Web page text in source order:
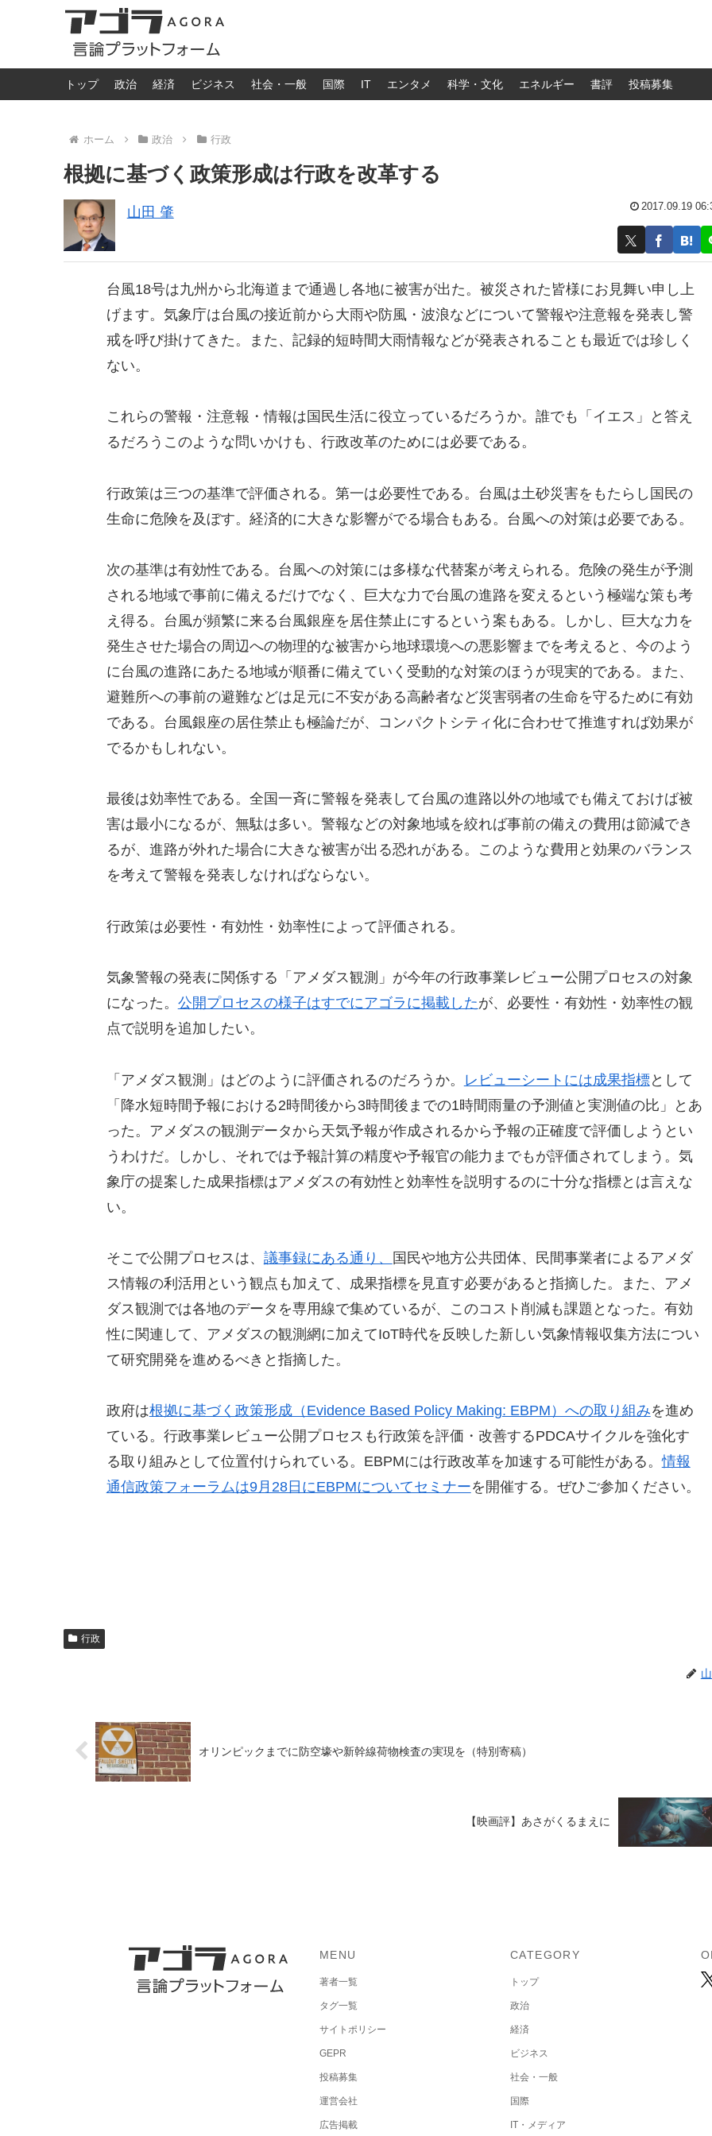
トップ 政治 経済 ビジネス 社会・一般 国際 IT エンタメ 科学・文化 エネルギー 書評 投稿募集
ホーム 政治 行政
根拠に基づく政策形成は行政を改革する
山田 肇 2017.09.19
台風18号は九州から北海道まで通過し各地に被害が出た。被災された皆様にお見舞い申し上
げます。気象庁は台風の接近前から大雨や防風・波浪などについて警報や注意報を発表し警
戒を呼び掛けてきた。また、記録的短時間大雨情報などが発表されることも最近では珍しく
ない。
これらの警報・注意報・情報は国民生活に役立っているだろうか。誰でも「イエス」と答え
るだろうこのような問いかけも、行政改革のためには必要である。
行政策は三つの基準で評価される。第一は必要性である。台風は土砂災害をもたらし国民の
生命に危険を及ぼす。経済的に大きな影響がでる場合もある。台風への対策は必要である。
次の基準は有効性である。台風への対策には多様な代替案が考えられる。危険の発生が予測
される地域で事前に備えるだけでなく、巨大な力で台風の進路を変えるという極端な策も考
え得る。台風が頻繁に来る台風銀座を居住禁止にするという案もある。しかし、巨大な力を
発生させた場合の周辺への物理的な被害から地球環境への悪影響までを考えると、今のよう
に台風の進路にあたる地域が順番に備えていく受動的な対策のほうが現実的である。また、
避難所への事前の避難などは足元に不安がある高齢者など災害弱者の生命を守るために有効
である。台風銀座の居住禁止も極論だが、コンパクトシティ化に合わせて推進すれば効果が
でるかもしれない。
最後は効率性である。全国一斉に警報を発表して台風の進路以外の地域でも備えておけば被
害は最小になるが、無駄は多い。警報などの対象地域を絞れば事前の備えの費用は節減でき
るが、進路が外れた場合に大きな被害が出る恐れがある。このような費用と効果のバランス
を考えて警報を発表しなければならない。
行政策は必要性・有効性・効率性によって評価される。
気象警報の発表に関係する「アメダス観測」が今年の行政事業レビュー公開プロセスの対象
になった。 公開プロセスの様子はすでにアゴラに掲載したが、必要性・有効性・効率性の観
点で説明を追加したい。
「アメダス観測」はどのように評価されるのだろうか。 レビューシートには成果指標として
「降水短時間予報における2時間後から3時間後までの1時間雨量の予測値と実測値の比」とあ
った。アメダスの観測データから天気予報が作成されるから予報の正確度で評価しようとい
うわけだ。しかし、それでは予報計算の精度や予報官の能力までもが評価されてしまう。気
象庁の提案した成果指標はアメダスの有効性と効率性を説明するのに十分な指標とは言えな
い。
そこで公開プロセスは、 議事録にある通り、
国民や地方公共団体、民間事業者によるアメダ
ス情報の利活用という観点も加えて、成果指標を見直す必要があると指摘した。また、アメ
ダス観測では各地のデータを専用線で集めているが、このコスト削減も課題となった。有効
性に関連して、アメダスの観測網に加えてIoT時代を反映した新しい気象情報収集方法につい
て研究開発を進めるべきと指摘した。
政府は根拠に基づく政策形成（Evidence Based Policy Making: EBPM）への取り組みを進め
ている。行政事業レビュー公開プロセスも行政策を評価・改善するPDCAサイクルを強化す
る取り組みとして位置付けられている。EBPMには行政改革を加速する可能性がある。情報
通信政策フォーラムは9月28日にEBPMについてセミナーを開催する。ぜひご参加ください。
行政
オリンピックまでに防空壕や新幹線荷物検査の実現を（特別寄稿）
【映画評】あさがくるまえに
MENU
著者一覧
タグ一覧
サイトポリシー
GEPR
投稿募集
運営会社
広告掲載
CATEGORY
トップ
政治
経済
ビジネス
社会・一般
国際
IT・メディア